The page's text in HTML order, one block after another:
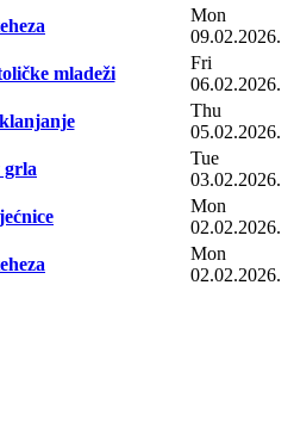
Mon
09.02.2026.
mladeži
Fri
06.02.2026.
Thu
05.02.2026.
grla
Tue
03.02.2026.
Mon
02.02.2026.
Mon
02.02.2026.